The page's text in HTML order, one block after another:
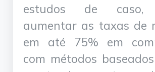
estudos de caso,
aumentar as taxas de
em até 75% em
com métodos